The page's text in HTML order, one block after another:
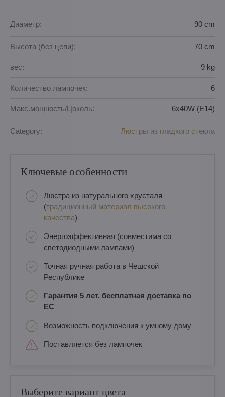
Диаметр: 90 cm
Высота (без цепи): 70 cm
вес: 9 kg
Количество лампочек: 6
Макс.мощность/Цоколь: 6x40W (E14)
Category: Люстры из гладкого стекла
Ключевые особенности
Люстра из натурального хрусталя
(традиционный материал высокого
качества)
Энергоэффективная (совместима со
светодиодными лампами)
Точная ручная работа в Чешской
Республике
Гарантия 5 лет, бесплатная доставка по
ЕС
Возможность подключения к умному дому
Поставляется без лампочек
Выберите вариант цвета